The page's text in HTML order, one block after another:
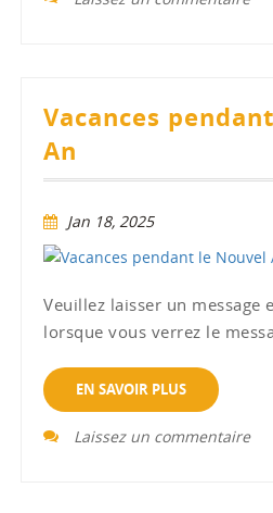
Vacances
An
Jan 18, 2025
Veuillez laisser un message
lorsque vous verrez le
EN SAVOIR PLUS
Laissez un commentaire